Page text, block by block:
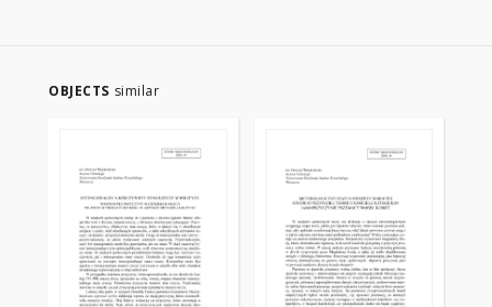
OBJECTS similar